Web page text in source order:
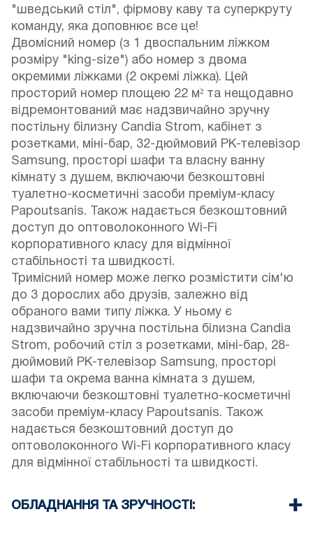
"шведський стіл", фірмову каву та суперкруту
команду, яка доповнює все це!
Двомісний номер (з 1 двоспальним ліжком
розміру "king-size") або номер з двома
окремими ліжками (2 окремі ліжка). Цей
просторий номер площею 22 м² та нещодавно
відремонтований має надзвичайно зручну
постільну білизну Candia Strom, кабінет з
розетками, міні-бар, 32-дюймовий РК-телевізор
Samsung, просторі шафи та власну ванну
кімнату з душем, включаючи безкоштовні
туалетно-косметичні засоби преміум-класу
Papoutsanis. Також надається безкоштовний
доступ до оптоволоконного Wi-Fi
корпоративного класу для відмінної
стабільності та швидкості.
Тримісний номер може легко розмістити сім'ю
до 3 дорослих або друзів, залежно від
обраного вами типу ліжка. У ньому є
надзвичайно зручна постільна білизна Candia
Strom, робочий стіл з розетками, міні-бар, 28-
дюймовий РК-телевізор Samsung, просторі
шафи та окрема ванна кімната з душем,
включаючи безкоштовні туалетно-косметичні
засоби преміум-класу Papoutsanis. Також
надається безкоштовний доступ до
оптоволоконного Wi-Fi корпоративного класу
для відмінної стабільності та швидкості.
ОБЛАДНАННЯ ТА ЗРУЧНОСТІ: